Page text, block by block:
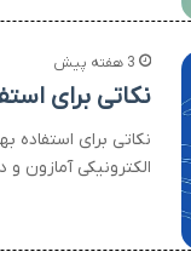
3 هفته پیش
نکاتی برای
نکاتی برای استفاده
الکترونیکی آمازون